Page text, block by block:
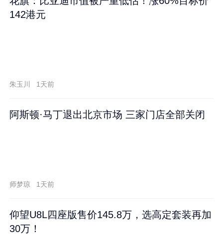
142港元
朱玉川 1天前
阿斯顿·马丁退出北京市场 三家门店全部关闭
师梦琼 1天前
仰望U8L四座版售价145.8万，选高定套装再加
30万！